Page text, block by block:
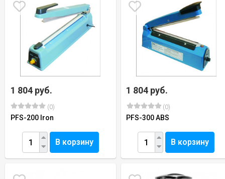
1 804 руб.
(0)
PFS-200 Iron
В корзину
1 804 руб.
(0)
PFS-300 ABS
В корзину